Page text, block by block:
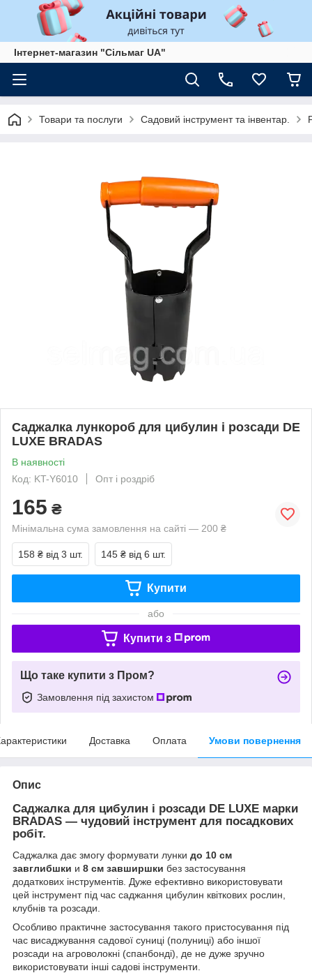
Інтернет-магазин "Сільмаг UA"
Товари та послуги Садовий інструмент та інвентар.
Саджалка лункороб для цибулин і розсади DE
LUXE BRADAS
В наявності
Код: KT-Y6010
Опт і роздріб
165 ₴
Мінімальна сума замовлення на сайті — 200 ₴
158 ₴ від 3 шт. 145 ₴ від 6 шт.
Купити
або
Купити з
Що таке купити з Пром?
Замовлення під захистом
Доставка Оплата Умови повернення
Опис
Саджалка для цибулин і розсади DE LUXE марки
BRADAS — чудовий інструмент для посадкових
робіт.
Саджалка дає змогу формувати лунки до 10 см
завглибшки и 8 см завширшки без застосування
додаткових інструментів. Дуже ефективно використовувати
цей інструмент під час саджання цибулин квіткових рослин,
клубнів та розсади.
Особливо практичне застосування такого пристосування під
час висаджування садової суниці (полуниці) або іншої
розсади на агроволокні (спанбонді), де не дуже зручно
використовувати інші садові інструменти.